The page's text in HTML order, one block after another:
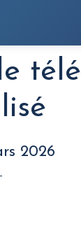
2026